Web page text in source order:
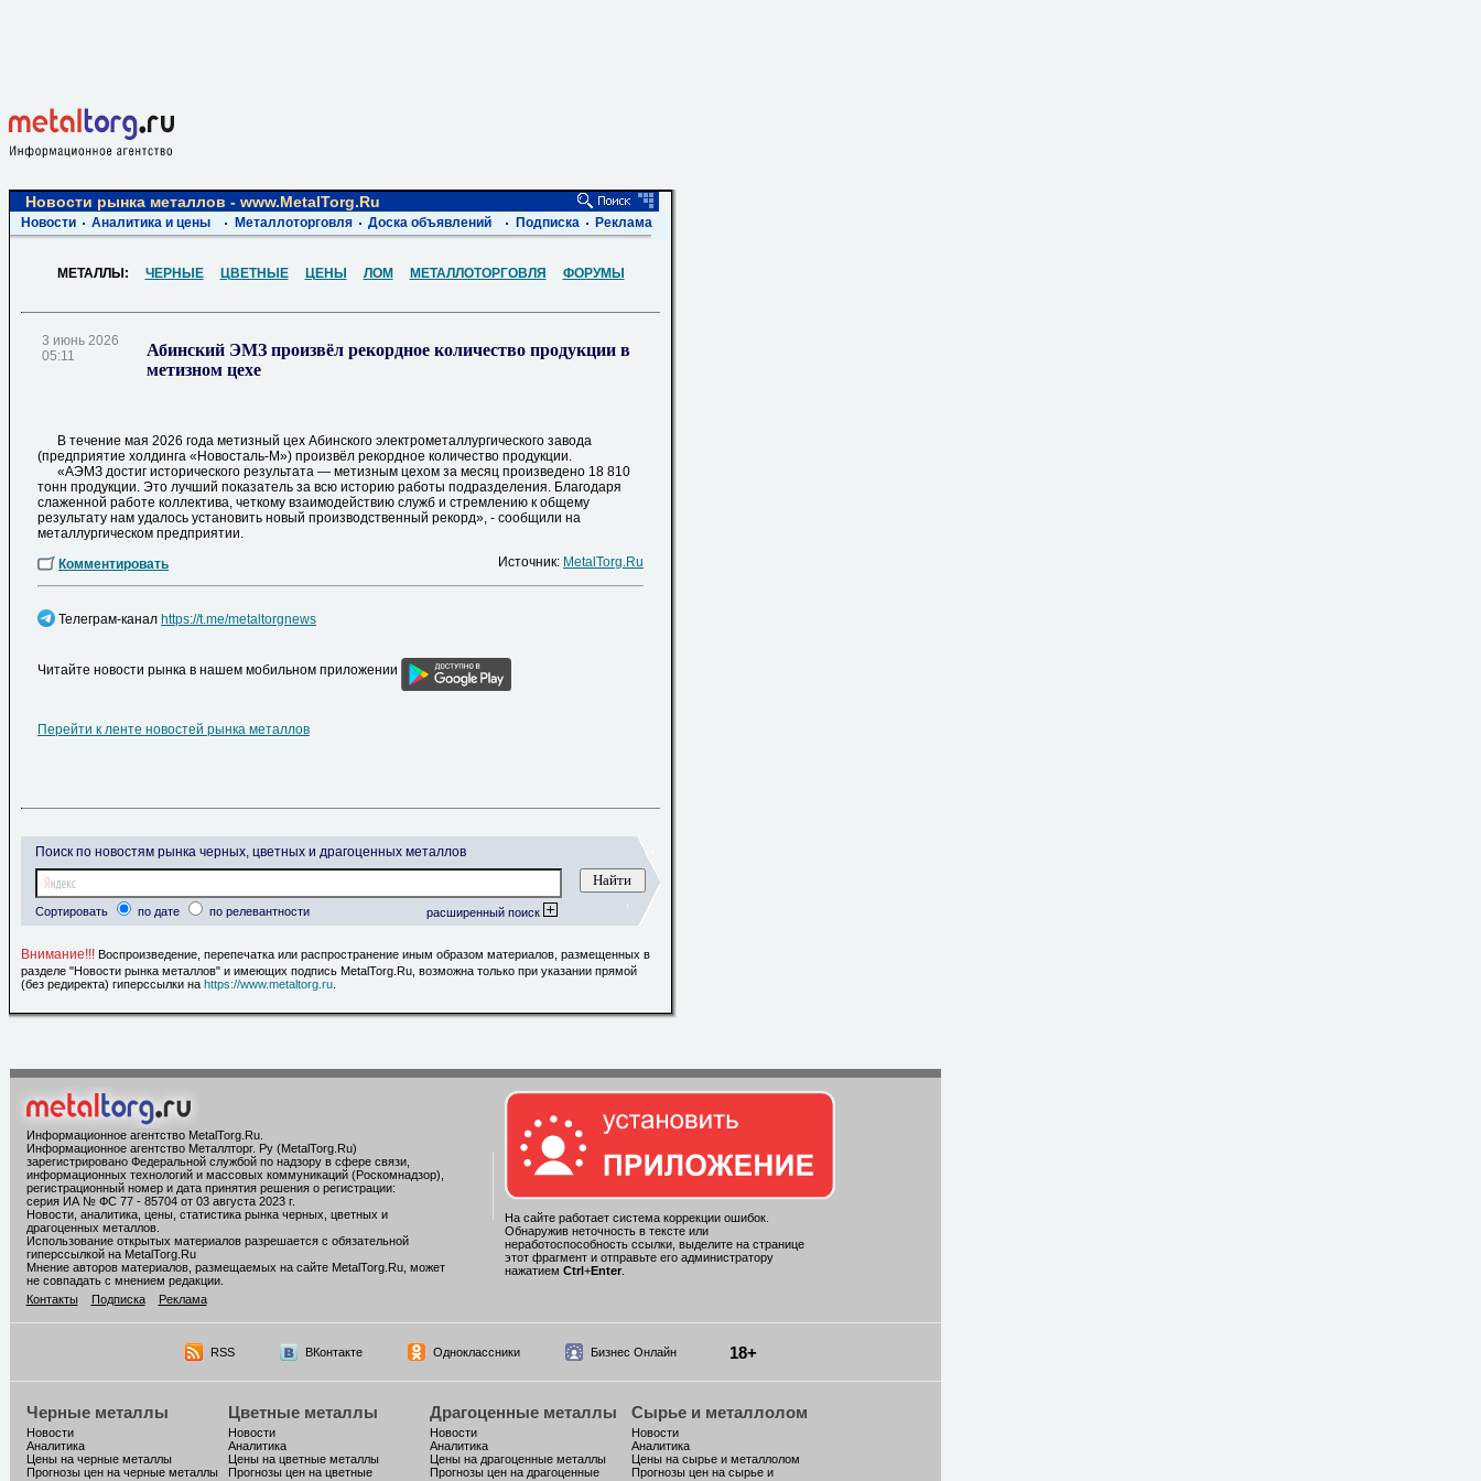
Новости рынка металлов - www.MetalTorg.Ru
Новости Аналитика и цены Металлоторговля Доска объявлений Подписка Реклама
МЕТАЛЛЫ: ЧЕРНЫЕ ЦВЕТНЫЕ ЦЕНЫ ЛОМ МЕТАЛЛОТОРГОВЛЯ ФОРУМЫ
3 июнь 2026
05:11
Абинский ЭМЗ произвёл рекордное количество продукции в
метизном цехе
В течение мая 2026 года метизный цех Абинского электрометаллургического завода
(предприятие холдинга «Новосталь-М») произвёл рекордное количество продукции.
«АЭМЗ достиг исторического результата — метизным цехом за месяц произведено 18 810
тонн продукции. Это лучший показатель за всю историю работы подразделения. Благодаря
слаженной работе коллектива, четкому взаимодействию служб и стремлению к общему
результату нам удалось установить новый производственный рекорд», - сообщили на
металлургическом предприятии.
Комментировать
Источник: MetalTorg.Ru
Телеграм-канал https://t.me/metaltorgnews
Читайте новости рынка в нашем мобильном приложении
Перейти к ленте новостей рынка металлов
Поиск по новостям рынка черных, цветных и драгоценных металлов
Сортировать по дате по релевантности расширенный поиск
Внимание!!! Воспроизведение, перепечатка или распространение иным образом материалов, размещенных в
разделе "Новости рынка металлов" и имеющих подпись MetalTorg.Ru, возможна только при указании прямой
(без редиректа) гиперссылки на https://www.metaltorg.ru
Информационное агентство MetalTorg.Ru.
Информационное агентство Металлторг. Ру (MetalTorg.Ru)
зарегистрировано Федеральной службой по надзору в сфере связи,
информационных технологий и массовых коммуникаций (Роскомнадзор),
регистрационный номер и дата принятия решения о регистрации:
серия ИА № ФС 77 - 85704 от 03 августа 2023 г.
Новости, аналитика, цены, статистика рынка черных, цветных и
драгоценных металлов.
Использование открытых материалов разрешается с обязательной
гиперссылкой на MetalTorg.Ru
Мнение авторов материалов, размещаемых на сайте MetalTorg.Ru, может
не совпадать с мнением редакции.
Контакты
Подписка Реклама
На сайте работает система коррекции ошибок.
Обнаружив неточность в тексте или
неработоспособность ссылки, выделите на странице
этот фрагмент и отправьте его администратору
нажатием Ctrl+Enter.
RSS ВКонтакте Одноклассники Бизнес Онлайн 18+
Черные металлы
Новости
Аналитика
Цены на черные металлы
Прогнозы цен на черные металлы
Цветные металлы
Новости
Аналитика
Цены на цветные металлы
Прогнозы цен на цветные
Драгоценные металлы
Новости
Аналитика
Цены на драгоценные металлы
Прогнозы цен на драгоценные
Сырье и металлолом
Новости
Аналитика
Цены на сырье и металлолом
Прогнозы цен на сырье и